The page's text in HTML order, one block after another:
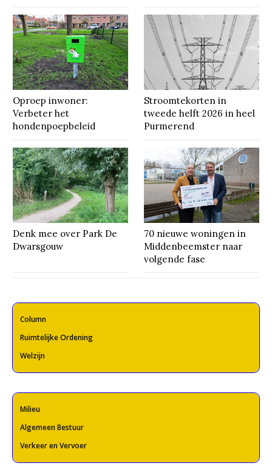
Oproep inwoner:
Verbeter het
hondenpoepbeleid
Stroomtekorten in
tweede helft 2026 in heel
Purmerend
Denk mee over Park De
Dwarsgouw
70 nieuwe woningen in
Middenbeemster naar
volgende fase
Column
Ruimtelijke Ordening
Welzijn
Milieu
Algemeen Bestuur
Verkeer en Vervoer